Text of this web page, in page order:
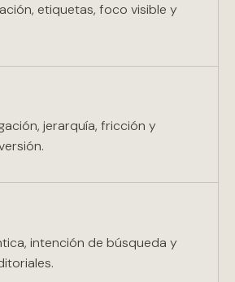
etiquetas, foco visible y
jerarquía, fricción y
intención de búsqueda y